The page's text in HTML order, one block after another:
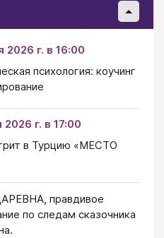
2026 г. в 16:00
психология: коучинг
2026 г. в 17:00
в Турцию «МЕСТО
правдивое
по следам сказочника